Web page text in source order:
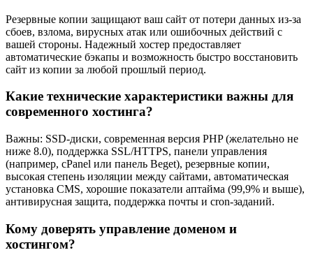
Резервные копии защищают ваш сайт от потери данных из-за
сбоев, взлома, вирусных атак или ошибочных действий с
вашей стороны. Надежный хостер предоставляет
автоматические бэкапы и возможность быстро восстановить
сайт из копии за любой прошлый период.
Какие технические характеристики важны для
современного хостинга?
Важны: SSD-диски, современная версия PHP (желательно не
ниже 8.0), поддержка SSL/HTTPS, панели управления
(например, cPanel или панель Beget), резервные копии,
высокая степень изоляции между сайтами, автоматическая
установка CMS, хорошие показатели аптайма (99,9% и выше),
антивирусная защита, поддержка почты и cron-заданий.
Кому доверять управление доменом и
хостингом?